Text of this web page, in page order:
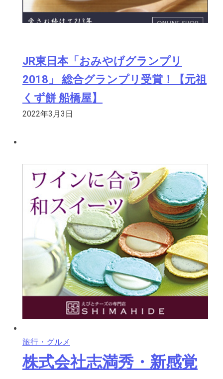
JR東日本「おみやげグランプリ
2018」 総合グランプリ受賞！【元祖
くず餅 船橋屋】
2022年3月3日
旅行・グルメ
株式会社志満秀・新感覚